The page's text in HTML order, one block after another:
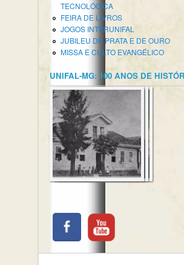
TECNOLÓGICA
FEIRA DE LIVROS
JOGOS INTERUNIFAL
JUBILEU DE PRATA E DE OURO
MISSA E CULTO EVANGÉLICO
UNIFAL-MG: 100 ANOS DE